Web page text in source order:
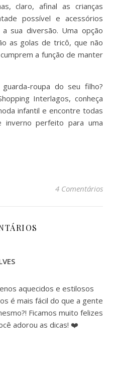
claro, afinal as crianças
possível e acessórios
sua diversão. Uma opção
as golas de tricô, que não
a função de manter
roupa do seu filho?
Interlagos, conheça
infantil e encontre todas
perfeito para uma
4 Comentários
aquecidos e estilosos
é mais fácil do que a gente
Ficamos muito felizes
adorou as dicas! ❤️